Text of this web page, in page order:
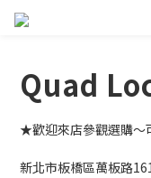
Quad
★歡迎來店參觀選購
新北市板橋區萬板路